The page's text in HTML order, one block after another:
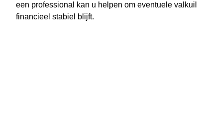
een professional kan u helpen om eventuele
financieel stabiel blijft.